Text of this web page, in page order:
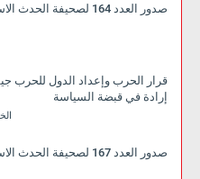
صدور العدد 164 لصحيفة الحدث الاسبوعي من لندن
قرار الحرب وإعداد الدول للحرب
إرادة في قبضة السياسة
صدور العدد 167 لصحيفة الحدث الاسبوعي من لندن